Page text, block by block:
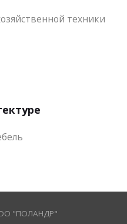
техники
"ПОЛАНДР"